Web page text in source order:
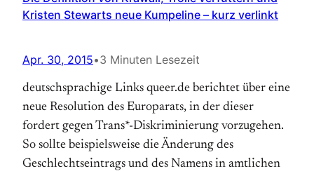
Kristen Stewarts neue Kumpeline – kurz verlinkt
Apr. 30, 2015•3 Minuten Lesezeit
deutschsprachige Links queer.de berichtet über eine
neue Resolution des Europarats, in der dieser
fordert gegen Trans*-Diskriminierung vorzugehen.
So sollte beispielsweise die Änderung des
Geschlechtseintrags und des Namens in amtlichen